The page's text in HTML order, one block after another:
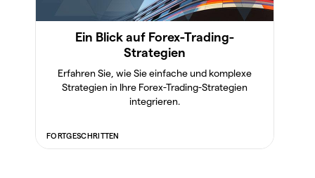
Ein Blick auf Forex-Trading-
Strategien
Erfahren Sie, wie Sie einfache und komplexe
Strategien in Ihre Forex-Trading-Strategien
integrieren.
FORTGESCHRITTEN